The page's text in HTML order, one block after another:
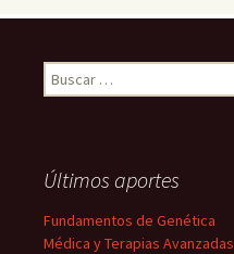
Buscar:
Últimos aportes
Fundamentos de Genética
Médica y Terapias Avanzadas